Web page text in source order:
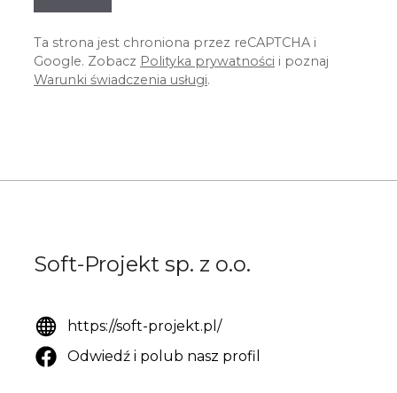
Ta strona jest chroniona przez reCAPTCHA i
Google. Zobacz Polityka prywatności i poznaj
Warunki świadczenia usługi.
Soft-Projekt sp. z o.o.
https://soft-projekt.pl/
Odwiedź i polub nasz profil